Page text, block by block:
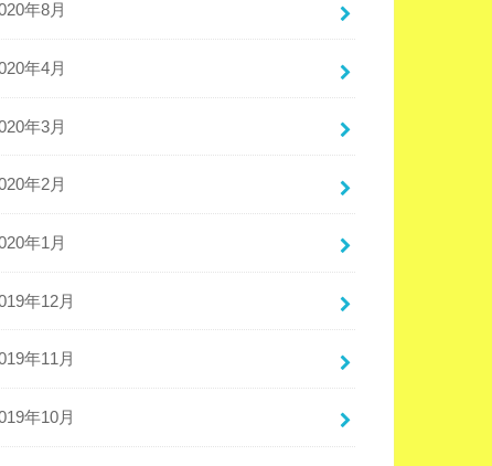
年8月
年4月
年3月
年2月
年1月
年12月
年11月
年10月